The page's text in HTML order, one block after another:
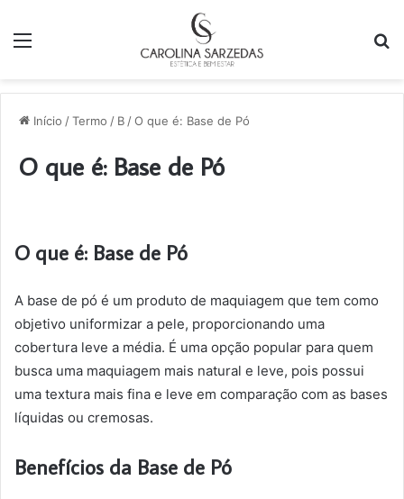
Início /Termo / B /O que é: Base de Pó
O que é: Base de Pó
O que é: Base de Pó
A base de pó é um produto de maquiagem que tem como
objetivo uniformizar a pele, proporcionando uma
cobertura leve a média. É uma opção popular para quem
busca uma maquiagem mais natural e leve, pois possui
uma textura mais fina e leve em comparação com as bases
líquidas ou cremosas.
Benefícios da Base de Pó